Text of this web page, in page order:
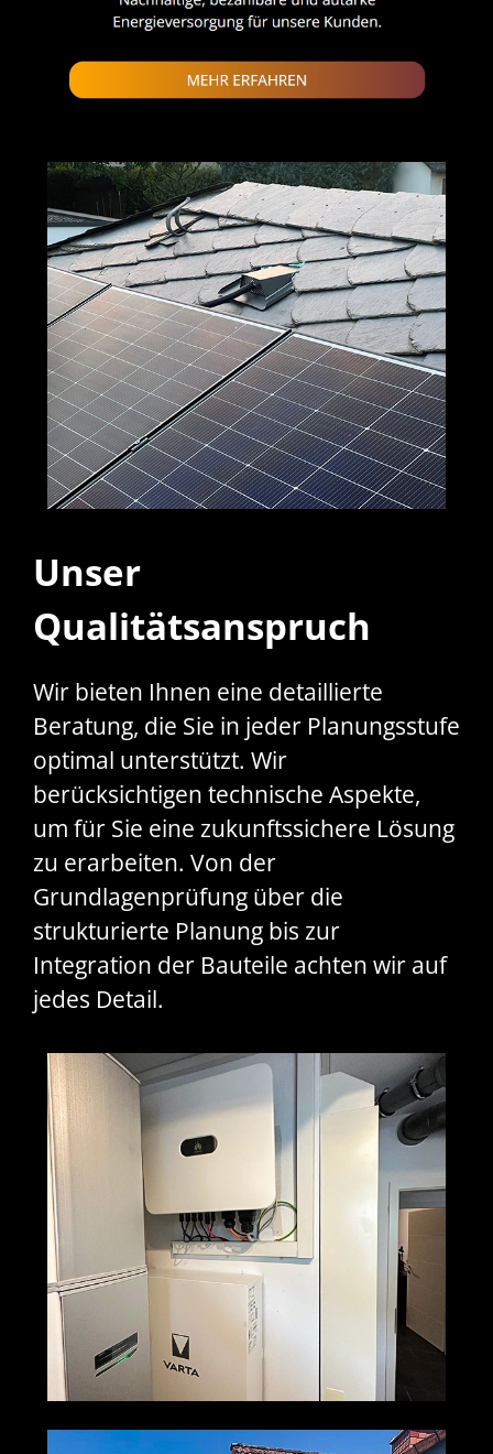
Unser
Qualitätsanspruch
Wir bieten Ihnen eine detaillierte
Beratung, die Sie in jeder Planungsstufe
optimal unterstützt. Wir
berücksichtigen technische Aspekte,
um für Sie eine zukunftssichere Lösung
zu erarbeiten. Von der
Grundlagenprüfung über die
strukturierte Planung bis zur
Integration der Bauteile achten wir auf
jedes Detail.